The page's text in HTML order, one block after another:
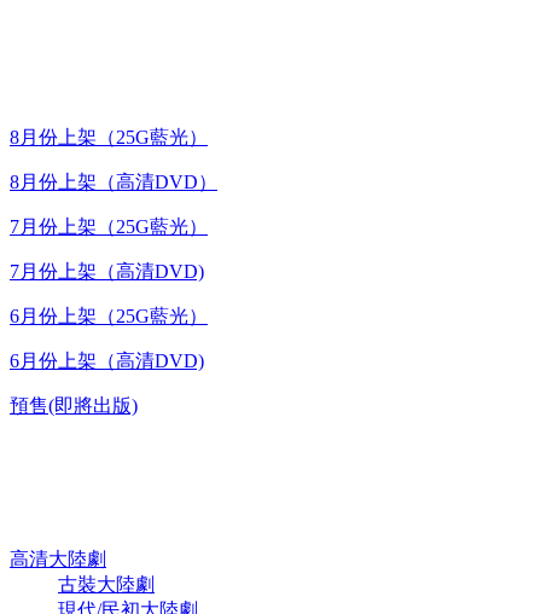
8月份上架（25G藍光）
8月份上架（高清DVD）
7月份上架（25G藍光）
7月份上架（高清DVD)
6月份上架（25G藍光）
6月份上架（高清DVD)
預售(即將出版)
高清大陸劇
古裝大陸劇
現代/民初大陸劇